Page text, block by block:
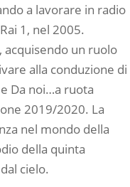
a lavorare in radio
1, nel 2005.
acquisendo un ruolo
alla conduzione di
Da noi…a ruota
2019/2020. La
nel mondo della
della quinta
cielo.